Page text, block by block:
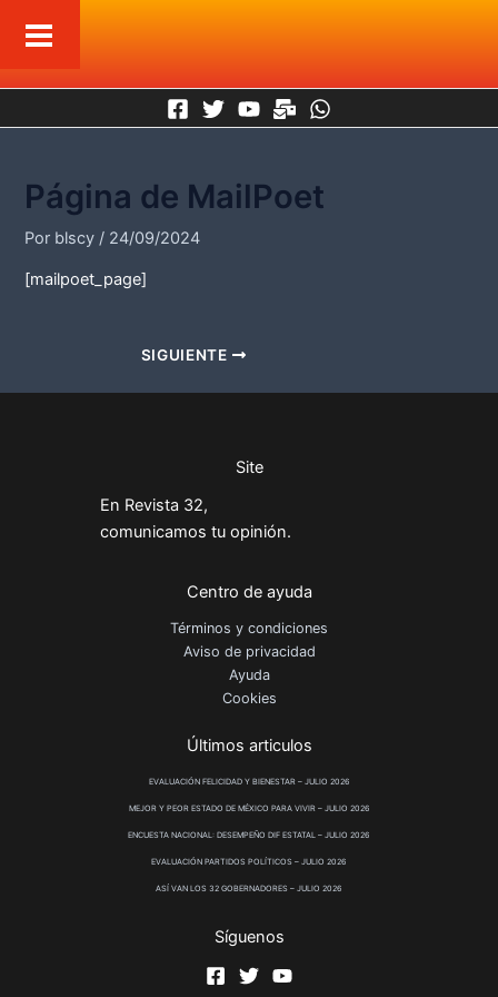
contenido
Página de MailPoet
Por blscy / 24/09/2024
[mailpoet_page]
de
entradas
SIGUIENTE
Site
En Revista 32,
comunicamos tu opinión.
Centro de ayuda
Términos y condiciones
Aviso de privacidad
Ayuda
Cookies
Últimos articulos
EVALUACIÓN FELICIDAD Y BIENESTAR – JULIO 2026
MEJOR Y PEOR ESTADO DE MÉXICO PARA VIVIR – JULIO 2026
ENCUESTA NACIONAL: DESEMPEÑO DIF ESTATAL – JULIO 2026
EVALUACIÓN PARTIDOS POLÍTICOS – JULIO 2026
ASÍ VAN LOS 32 GOBERNADORES – JULIO 2026
Síguenos